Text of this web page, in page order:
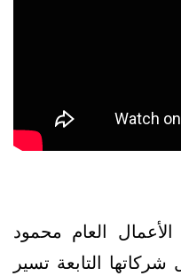
العام محمود
التابعة تسير